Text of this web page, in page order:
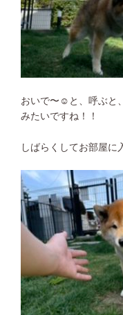
おいで〜☺︎と、呼ぶと
みたいですね！！
しばらくしてお部屋に